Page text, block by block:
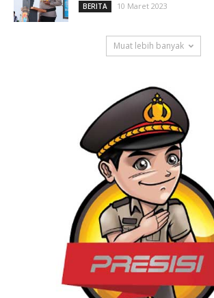
BERITA 10 Maret 2023
Muat lebih banyak